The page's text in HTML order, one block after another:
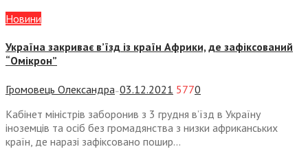
Новини
Україна закриває в’їзд із країн Африки, де зафіксований
“Омікрон”
Громовець Олександра —03.12.2021 5770
Кабінет міністрів заборонив з 3 грудня в’їзд в Україну
іноземців та осіб без громадянства з низки африканських
країн, де наразі зафіксовано пошир...